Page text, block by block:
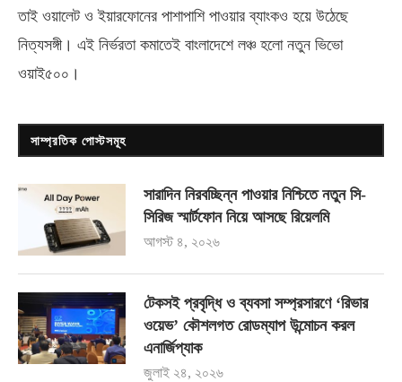
তাই ওয়ালেট ও ইয়ারফোনের পাশাপাশি পাওয়ার ব্যাংকও হয়ে উঠেছে
নিত্যসঙ্গী। এই নির্ভরতা কমাতেই বাংলাদেশে লঞ্চ হলো নতুন ভিভো
ওয়াই৫০০ ।
সাম্প্রতিক পোস্টসমূহ
সারাদিন নিরবচ্ছিন্ন পাওয়ার নিশ্চিতে নতুন সি-
সিরিজ স্মার্টফোন নিয়ে আসছে রিয়েলমি
আগস্ট ৪, ২০২৬
টেকসই প্রবৃদ্ধি ও ব্যবসা সম্প্রসারণে ‘রিভার
ওয়েভ’ কৌশলগত রোডম্যাপ উন্মোচন করল
এনার্জিপ্যাক
জুলাই ২৪, ২০২৬